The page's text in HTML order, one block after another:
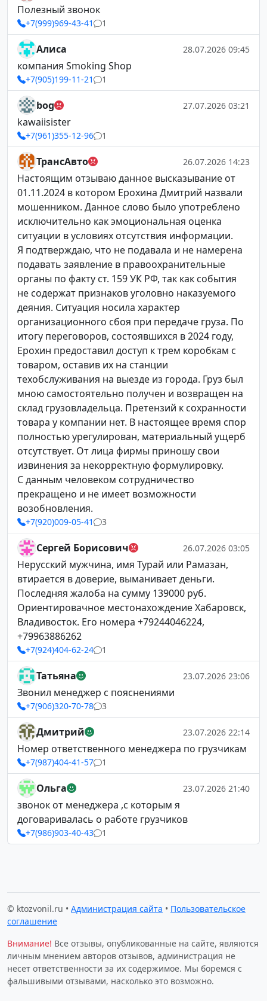
Полезный звонок
+7(999)969-43-41 1
Алиса 28.07.2026 09:45
компания Smoking Shop
+7(905)199-11-21 1
bog 27.07.2026 03:21
kawaiisister
+7(961)355-12-96 1
ТрансАвто 26.07.2026 14:23
Настоящим отзываю данное высказывание от
01.11.2024 в котором Ерохина Дмитрий назвали
мошенником. Данное слово было употреблено
исключительно как эмоциональная оценка
ситуации в условиях отсутствия информации.
Я подтверждаю, что не подавала и не намерена
подавать заявление в правоохранительные
органы по факту ст. 159 УК РФ, так как события
не содержат признаков уголовно наказуемого
деяния. Ситуация носила характер
организационного сбоя при передаче груза. По
итогу переговоров, состоявшихся в 2024 году,
Ерохин предоставил доступ к трем коробкам с
товаром, оставив их на станции
техобслуживания на выезде из города. Груз был
мною самостоятельно получен и возвращен на
склад грузовладельца. Претензий к сохранности
товара у компании нет. В настоящее время спор
полностью урегулирован, материальный ущерб
отсутствует. От лица фирмы приношу свои
извинения за некорректную формулировку.
С данным человеком сотрудничество
прекращено и не имеет возможности
возобновления.
+7(920)009-05-41 3
Сергей Борисович 26.07.2026 03:05
Нерусский мужчина, имя Турай или Рамазан,
втирается в доверие, выманивает деньги.
Последняя жалоба на сумму 139000 руб.
Ориентировачное местонахождение Хабаровск,
Владивосток. Его номера +79244046224,
+79963886262
+7(924)404-62-24 1
Татьяна 23.07.2026 23:06
Звонил менеджер с пояснениями
+7(906)320-70-78 3
Дмитрий 23.07.2026 22:14
Номер ответственного менеджера по грузчикам
+7(987)404-41-57 1
Ольга 23.07.2026 21:40
звонок от менеджера ,с которым я
договаривалась о работе грузчиков
+7(986)903-40-43 1
© ktozvonil.ru • Администрация сайта • Пользовательское
соглашение
Внимание! Все отзывы, опубликованные на сайте, являются
личным мнением авторов отзывов, администрация не
несет ответственности за их содержимое. Мы боремся с
фальшивыми отзывами, насколько это возможно.